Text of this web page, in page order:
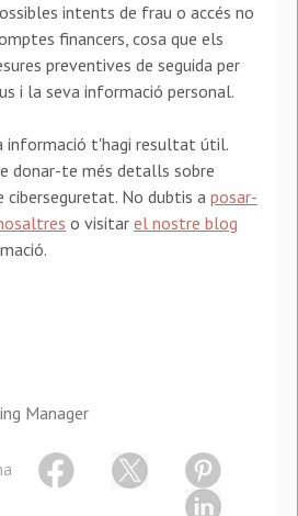
intents de frau o accés no
financers, cosa que els
preventives de seguida per
i la seva informació personal.
informació t'hagi resultat útil.
donar-te més detalls sobre
ciberseguretat. No dubtis a posar-
o visitar el nostre blog
Manager